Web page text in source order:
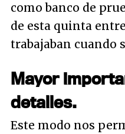
como banco de
de esta quinta
trabajaban cuando
Mayor
detalles.
Este modo nos